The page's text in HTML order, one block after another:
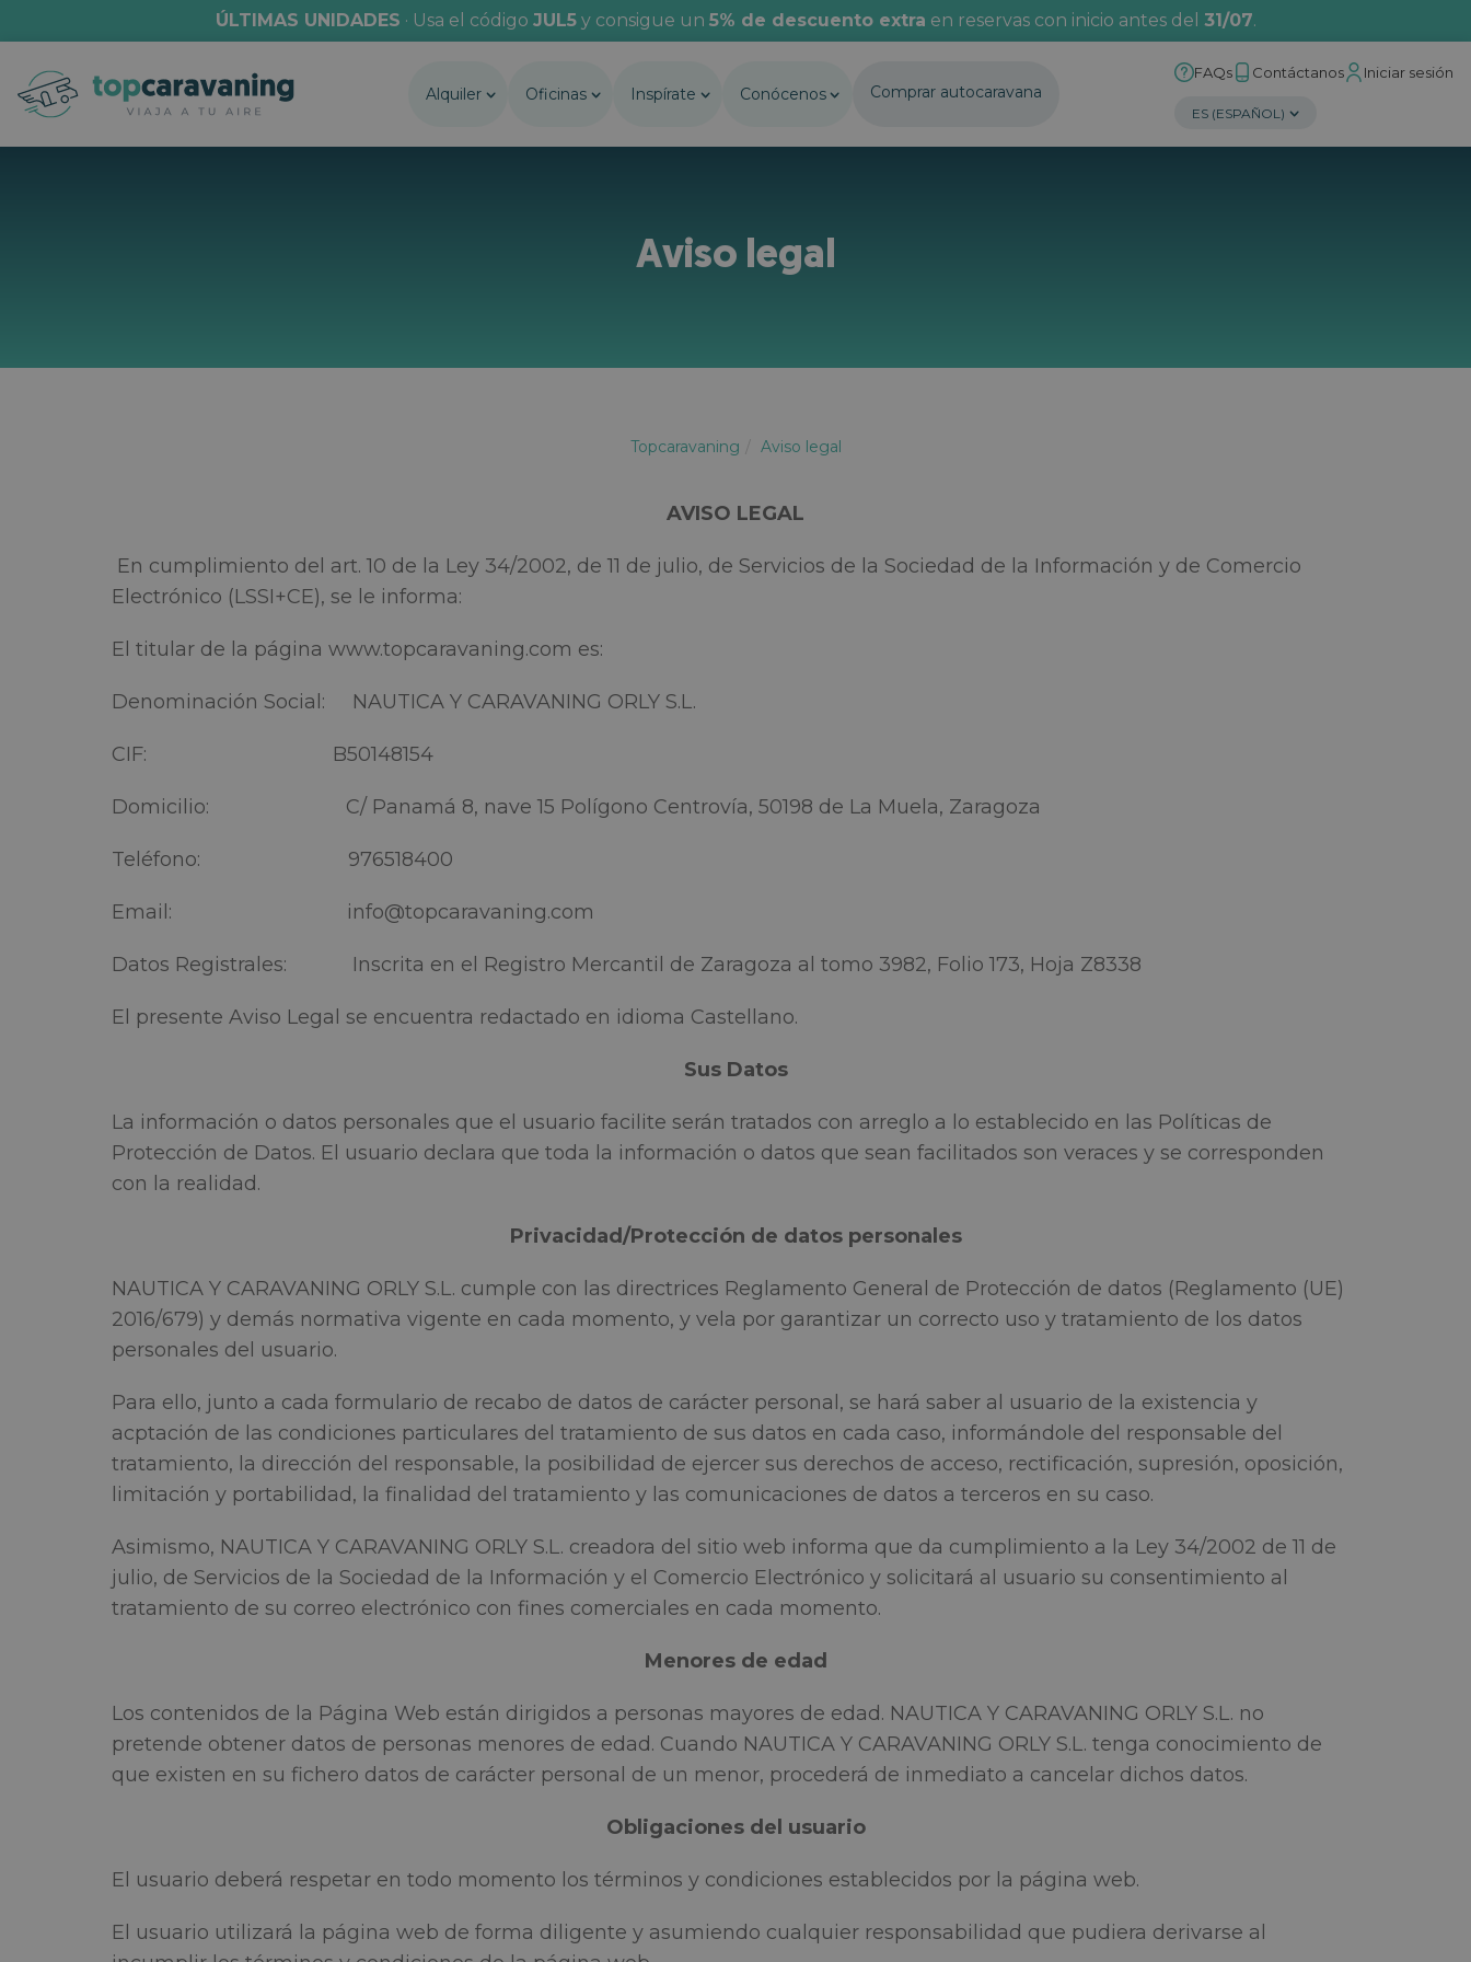
ÚLTIMAS UNIDADES · Usa el código JUL5y consigue un 5% de descuento extra en reservas con inicio antes del 31/07.
Alquiler Oficinas Inspírate Conócenos Comprar autocaravana
FAQs Contáctanos Iniciar sesión
Aviso legal
Topcaravaning Aviso legal
AVISO LEGAL
En cumplimiento del art. 10 de la Ley 34/2002, de 11 de julio, de Servicios de la Sociedad de la Información y de Comercio
Electrónico (LSSI+CE), se le informa:
El titular de la página www.topcaravaning.com es:
Denominación Social: NAUTICA Y CARAVANING ORLY S.L.
CIF: B50148154
Domicilio: C/ Panamá 8, nave 15 Polígono Centrovía, 50198 de La Muela, Zaragoza
Teléfono: 976518400
Email: info@topcaravaning.com
Datos Registrales: Inscrita en el Registro Mercantil de Zaragoza al tomo 3982, Folio 173, Hoja Z8338
El presente Aviso Legal se encuentra redactado en idioma Castellano.
Sus Datos
La información o datos personales que el usuario facilite serán tratados con arreglo a lo establecido en las Políticas de
Protección de Datos. El usuario declara que toda la información o datos que sean facilitados son veraces y se corresponden
con la realidad.
Privacidad/Protección de datos personales
NAUTICA Y CARAVANING ORLY S.L. cumple con las directrices Reglamento General de Protección de datos (Reglamento (UE)
2016/679) y demás normativa vigente en cada momento, y vela por garantizar un correcto uso y tratamiento de los datos
personales del usuario.
Para ello, junto a cada formulario de recabo de datos de carácter personal, se hará saber al usuario de la existencia y
acptación de las condiciones particulares del tratamiento de sus datos en cada caso, informándole del responsable del
tratamiento, la dirección del responsable, la posibilidad de ejercer sus derechos de acceso, rectificación, supresión, oposición,
limitación y portabilidad, la finalidad del tratamiento y las comunicaciones de datos a terceros en su caso.
Asimismo, NAUTICA Y CARAVANING ORLY S.L. creadora del sitio web informa que da cumplimiento a la Ley 34/2002 de 11 de
julio, de Servicios de la Sociedad de la Información y el Comercio Electrónico y solicitará al usuario su consentimiento al
tratamiento de su correo electrónico con fines comerciales en cada momento.
Menores de edad
Los contenidos de la Página Web están dirigidos a personas mayores de edad. NAUTICA Y CARAVANING ORLY S.L. no
pretende obtener datos de personas menores de edad. Cuando NAUTICA Y CARAVANING ORLY S.L. tenga conocimiento de
que existen en su fichero datos de carácter personal de un menor, procederá de inmediato a cancelar dichos datos.
Obligaciones del usuario
El usuario deberá respetar en todo momento los términos y condiciones establecidos por la página web.
El usuario utilizará la página web de forma diligente y asumiendo cualquier responsabilidad que pudiera derivarse al